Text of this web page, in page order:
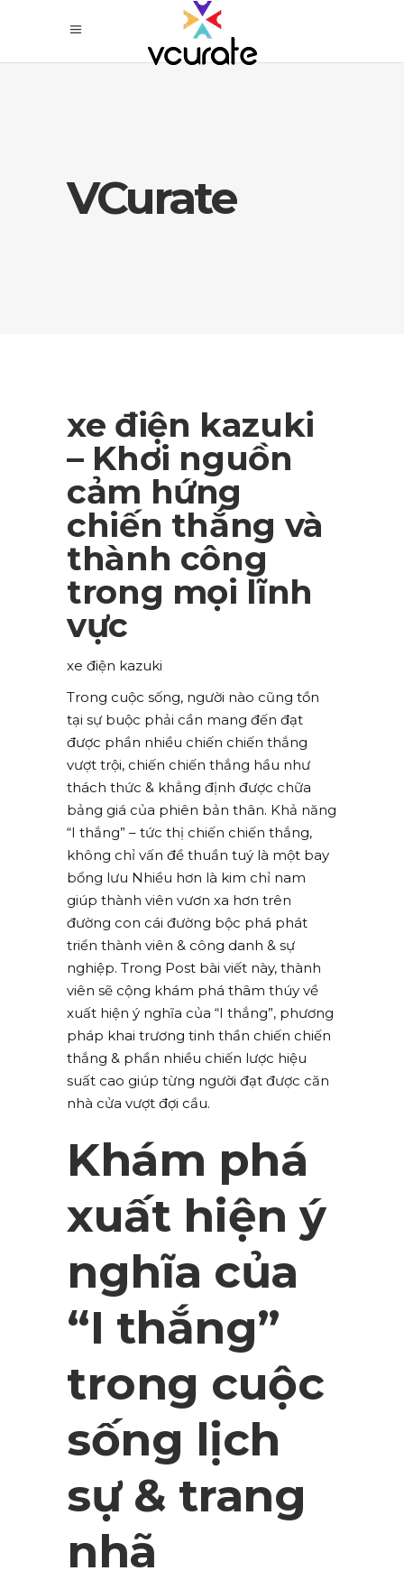
VCurate
xe điện kazuki
– Khơi nguồn
cảm hứng
chiến thắng và
thành công
trong mọi lĩnh
vực
xe điện kazuki
Trong cuộc sống, người nào cũng tồn
tại sự buộc phải cần mang đến đạt
được phần nhiều chiến chiến thắng
vượt trội, chiến chiến thắng hầu như
thách thức & khẳng định được chữa
bảng giá của phiên bản thân. Khả năng
“I thắng” – tức thị chiến chiến thắng,
không chỉ vấn đề thuần tuý là một bay
bổng lưu Nhiều hơn là kim chỉ nam
giúp thành viên vươn xa hơn trên
đường con cái đường bộc phá phát
triển thành viên & công danh & sự
nghiệp. Trong Post bài viết này, thành
viên sẽ cộng khám phá thâm thúy về
xuất hiện ý nghĩa của “I thắng”, phương
pháp khai trương tinh thần chiến chiến
thắng & phần nhiều chiến lược hiệu
suất cao giúp từng người đạt được căn
nhà cửa vượt đợi cầu.
Khám phá
xuất hiện ý
nghĩa của
“I thắng”
trong cuộc
sống lịch
sự & trang
nhã